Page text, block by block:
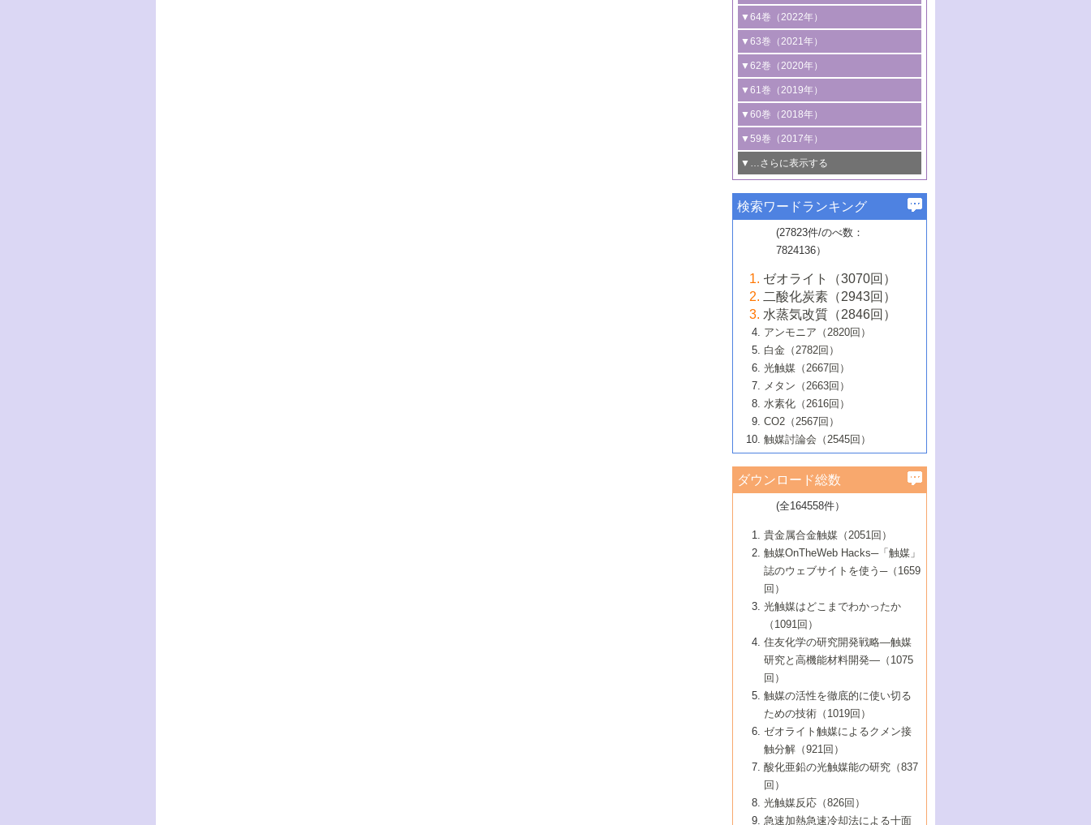
3号 有機分子変換やCO 資源化のための
光触媒に関する最近の研究
B号 第137回触媒討論会（2026年）
2号 水素製造のための水分解技術に関す
る最近の研究
3号 オレフィン系樹脂の精密合成に関す
る最新技術
4号 アルコール類の効率的変換を実現す
る非貴金属触媒の研究動向
5号 ゼオライトの合成と応用における研
究動向
6号 ヘテロ接合界面
B号 第135回触媒討論会（2025年）
2号 規制反応場を活用した固体触媒研究
の新展開
3号 未踏分子変換を目指した酸化触媒プ
ロセスの最前線
4号 シンクロトロン放射光および中性子
線を利用した触媒解析技術の最先端
5号 単原子触媒
6号 参照触媒委員会からのお知らせ
B号 第133回触媒討論会（2023年）
1号 炭素が関わる触媒機能
2号 プラスチックケミカルリサイクルの
ための触媒技術
3号 非酸化物系金属化合物を基盤とした
触媒材料の開発
4号 格子酸素・格子酸素欠陥を利用した
触媒反応
5号 生体触媒によるエネルギー変換反応
6号 窒素とリンの循環のための触媒・機
能性材料
▼64巻（2022年）
1号 合成ガス製造とCOを用いるケミカル
ズ合成の最新動向
2号 化学品合成のための合金触媒開発
3号 CO の排出削減および有効活用のた
めの触媒技術
4号 若手による情報発信企画～とびたて
若き触媒の研究者たち～（1）
若き触媒の研究者たち～（2）
6号 石油のノーブル・ユースを志向した
触媒技術
大学：オンライン・対面開催）
▼63巻（2021年）
1号 金触媒の新展開
2号 ペロブスカイト
3号 特殊反応場を利用した触媒的分子変
換反応
4号 多孔質材料を用いた触媒の新展開
5号 情報学的手法を用いた触媒開発
6号 カーボンニュートラルに向けた電解
技術
B号 第127回触媒討論会（2021年・オン
ライン開催(Zoom)のみ）
▼62巻（2020年）
1号 触媒設計を拓く欠陥構造のキャラク
タリゼーション
2号 機能化学品製造に資するクリーンな
触媒的酸化反応
3号 水処理のための触媒化学
4号 光触媒を用いた水分解の最新の研究
動向
5号 次世代の触媒プロセスを支えるマイ
6号 メタン転換技術の最新動向
B号 第125回触媒討論会（2020年・工学
院大学）
▼61巻（2019年）
1号 物質移動制御に着目した触媒プロセ
ス開発
2号 CO2 フリー水素サプライチェーンに
関わる触媒開発動向
3号 精密高分子合成に関する最近の研究
動向
4号 バイオマス化成品製造のための触媒
5号 固体触媒による含窒素有機化合物変
換の最前線
6号 貴金属使用量低減に向けた自動車排
ガス浄化触媒の開発
B号 第123回触媒討論会（2019年・大阪
▼60巻（2018年）
1号 固体酸触媒の最新の研究動向
2号 二酸化炭素からの有用化学品合成
3号 ナノ粒子・クラスター触媒の最前線
4号 60周年記念企画
5号 進化するゼオライト合成技術
6号 非貴金属系触媒における電気化学的
B号 第121回触媒討論会（2018年・東京
大学）
▼59巻（2017年）
1号 いたるところに，触媒
最先端技術
3号 無機分離膜材料の開発と触媒反応プ
ロセスへの適用
5号 水素のふるまいを解き明かす最先端
研究
6号 低級アルカンの有効利用のための触
媒技術
B号 第119回触媒討論会（2017年・首都
大学東京）
▼…さらに表示する
1号 ユニークな構造の高分子を生み出す触
2号 リグニンからの化成品製造に向けた触
媒技術
3号 触媒研究の最先端～とびたて若き研究
者たち～（1）
4号 触媒研究の最先端～とびたて若き研究
者たち～（2）
5号 触媒研究の最先端～とびたて若き研究
者たち～（3）
6号 イオニクス材料と燃料電池・電解合成
の最新の研究動向
B号 第117回触媒討論会（2016年・大阪府
立大学）
▼57巻（2015年）
1号 水素キャリアにかかわる触媒技術の新
2号 石油精製用触媒の最近の進展
3号 固体酸化物形燃料電池（SOFC）におけ
るアノード触媒上での燃料直接改質技術
4号 コアシェル構造の制御による触媒機能
5号 工業触媒およびその周辺技術の最近の
進歩
6号 ナノシート
B号 第115回触媒討論会（2015年・成蹊大
▼56巻（2014年）
2号 光触媒反応機構に関する最新の研究動
向
開発動向
4号 人工光合成に向けた近年のアプローチ
5号 未利用熱エネルギーの有効活用に貢献
する触媒技術
6号 ポリオキソメタレート
B号 第113回触媒討論会（2014年・ロワジ
ールホテル豊橋）
1号 高耐久性燃料電池システム用触媒にお
ける新展開
2号 リビングラジカル重合の最近の動向
3号 天然ガスの化学工業的展開に関する触
媒技術
4号 貴金属触媒の精密構造制御とその活用
5号 バイオマス化成品製造のための固体触
6号 ナノ空間─吸着状態解析から新機能開拓
B号 第111回触媒討論会（2013年・関西大
▼54巻（2012年）
1号 規則性多孔体の利用技術における最近
の進歩
2号 第109回触媒討論会
3号 貴金属低減技術の最新動向
4号 貴金属代替技術の最新動向
5号 光触媒による物質変換反応の新展開
6号 グラフェン
7号 水素を利用する化成品合成の新潮流
▼53巻（2011年）
1号 金属学から見る合金触媒の新展開
2号 第107回触媒討論会
3号 触媒のその場観察法の進歩（１）
4号 触媒のその場観察法の進歩（２）
5号 不活性結合の触媒的活性化による有機
合成
6号 新しい固体酸触媒技術
7号 ゼオライト合成における最近の進歩
▼52巻（2010年）
1号 触媒の劣化対策と長寿命触媒開発
2号 第105回触媒討論会
3号 ナノ構造が拓く新機能
4号 活性サイトおよびその環境の精密な設
計による触媒の高機能化
5号 触媒を有効に使うための技術
7号 有機分子触媒による精密有機合成
8号 高機能化ポリオレフィンに向けた重合
触媒の最近の進展
1号 炭素材料－熱い注目を集める材料－
2号 第103回触媒討論会
3号 環境浄化用光触媒の現状と課題
4号 水素社会の実現に向けた水素製造・貯
蔵技術の進歩
5号 CO2が関わる触媒・材料
7号 持続可能社会実現のための触媒および
触媒関連技術
▼50巻（2008年）
1号 触媒化学と学会のこの10年，半世紀，
そして未来
2号 第101回触媒討論会
4号 錯体を利用したユニークな表面構造の
構築と機能
5号 若手会員による触媒研究の未来展望1：
企業編
6号 第102回触媒討論会
7号 触媒・化学反応における計算化学の進
8号 若手研究者による触媒研究の未来展望
2：大学・研究所編
▼49巻（2007年）
1号 含フッ素化合物の合成と触媒
2号 第99回触媒討論会
3号 実用的ファインケミカル合成プロセス
を実現する触媒
5号 こんな物質，あんな物質―新たな触媒
の可能性―
7号 『結晶の化学』を活かした触媒研究
8号 イオン液体の応用
▼48巻（2006年）
1号 固体酸触媒の最近の進歩
2号 第97回触媒討論会
3号 リビング重合触媒の最近の展開
5号 水素製造・貯蔵のための触媒技術の新
しい展開
6号 第98回触媒討論会
7号 基礎化学品製造の触媒技術
8号 多機能型リアクター
1号 最近の触媒担体とその効果
2号 第95回触媒討論会
4号 水分解用光触媒材料
5号 時間分解分光の進歩と応用
6号 第96回触媒討論会
8号 超臨界流体を用いた化学プロセスの新
▼46巻（2004年）
1号 部分酸化反応触媒の最前線
2号 第93回触媒討論会
3号 特殊エネルギー場の触媒反応
4号 生体内における金属の触媒作用
5号 ファインケミカルズの展開に寄与する
6号 第94回触媒討論会
7号 サブナノレベルでみた新しい表面現象
8号 オレフィン重合触媒の新たな展
▼45巻（2003年）
1号 なぜこの触媒が良いのか？
2号 第91回触媒討論会
3号 最近の自動車排ガス処理技術
4号 触媒研究の現状と将来─第90回触媒討論
5号 基礎化学品製造の触媒技術
6号 第92回触媒討論会
7号 基礎化学品製造の触媒技術
8号 資源の循環と触媒技術
▼44巻（2002年）
1号 高次制御された触媒の化学
2号 第89回触媒討論会
3号 触媒を利用した電気化学の新展開
4号 ナノ材料の調製と機能化
5号 こんな触媒が欲しい
6号 第90回触媒討論会
7号 触媒研究と学術雑誌/情報
8号 若い世代からみた触媒化学の現状と未
▼43巻（2001年）
1号 グリーンケミストリーと触媒
2号 第87回触媒討論会特集号
3号 生体触媒とバイオプロセス
4号 水素製造・利用の触媒化学
5号 触媒研究における新しい切り口：コン
ビナトリアルケミストリー
6号 第88回触媒討論会特集号
7号 企業における触媒研究のブレークスル
8号 この材料を触媒として使ってみません
▼42巻（2000年）
1号 触媒反応工学の明日を拓く
2号 第85回触媒討論会
3号 反応ダイナミクス
5号 触媒のおもしろさをどのように伝える
6号 第86回触媒討論会
7号 水素化精製触媒の新しい展開
8号 新しい反応性と機能性を目指した金属
クラスタ-化学
▼41巻（1999年）
1号 孔、穴、あな?-特異な空間とその利用-
2号 第83回触媒討論会
3号 均一系触媒反応最前線
4号 実用炭素材料の新展開
5号 研究の方法論を考える
7号 機能性金属材料と触媒
8号 触媒研究へのNMRの応用と展望
▼40巻（1998年）
進展と21世紀への提言/創立40周年記念・触
媒学会この10年の歩みとこれから/創立40周
2号 第81回触媒討論会
3号 計算機触媒化学へのさそい
4号 触媒劣化の制御と予測
5号 最新の実用プロセスと触媒
6号 第82回触媒討論会
1号 均一系と不均一系触媒反応-その特徴と
接点
2号 第79回触媒討論会
3号 最新NO除去触媒の実用化研究
4号 新しい反応場を目指した触媒調製
5号 反応・分離技術の新しい展開
6号 第80回触媒討論会
▼38巻（1996年）
1号 触媒の構造と触媒作用/C1化学を中心と
する21世紀への触媒
3号 オリンピックメダル:金・銀・銅はどん
な触媒作用を示すか
4号 触媒作用における機能の複合化
▼37巻（1995年）
1号 ファインケミカルズと固体触媒
2号 第75回触媒討論会
3号 希土類を利用した触媒
4号 触媒とリサイクル
5号 エネルギー変換触媒
▼36巻（1994年）
1号 電気化学と触媒
2号 第73回触媒討論会
3号 C4化学の展開
4号 《通常号》
▼35巻（1993年）
1号 工業触媒開発マニュアル―探索から工
業化まで
2号 第71回触媒討論会
▼34巻（1992年）
1号 インパクトを与えたこの研究
2号 第69回触媒討論会
▼33巻（1991年）
1号 触媒プロセス開発マニュアル―探索か
▼32巻（1990年）
検索ワードランキング
(27823件/のべ数：
7824136）
ゼオライト（3070回）
二酸化炭素（2943回）
水蒸気改質（2846回）
アンモニア（2820回）
白金（2782回）
光触媒（2667回）
メタン（2663回）
水素化（2616回）
CO2（2567回）
触媒討論会（2545回）
ダウンロード総数
(全164558件）
貴金属合金触媒（2051回）
触媒OnTheWeb Hacks─「触媒」
誌のウェブサイトを使う─（1659
回）
光触媒はどこまでわかったか
（1091回）
住友化学の研究開発戦略―触媒
研究と高機能材料開発―（1075
回）
触媒の活性を徹底的に使い切る
ための技術（1019回）
ゼオライト触媒によるクメン接
触分解（921回）
酸化亜鉛の光触媒能の研究（837
回）
光触媒反応（826回）
急速加熱急速冷却法による十面